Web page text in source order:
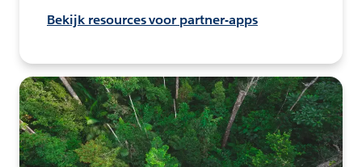
Bekijk resources voor partner-apps